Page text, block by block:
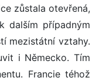
zůstala otevřená,
dalším případným
mezistátní vztahy.
i Německo. Tím
Francie téhož